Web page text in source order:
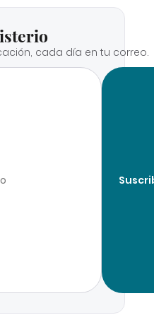
cada día en tu correo.